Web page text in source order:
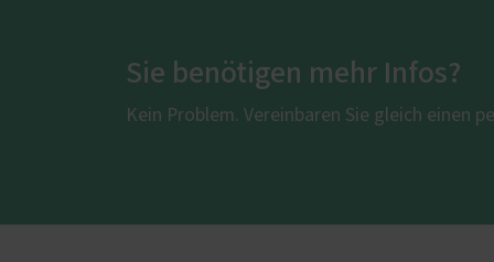
Sie benötigen mehr Infos?
Kein Problem. Vereinbaren Sie gleich einen